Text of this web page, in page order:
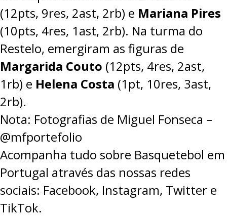
(12pts, 9res, 2ast, 2rb) e Mariana Pires
(10pts, 4res, 1ast, 2rb). Na turma do
Restelo, emergiram as figuras de
Margarida Couto (12pts, 4res, 2ast,
1rb) e Helena Costa (1pt, 10res, 3ast,
2rb).
Nota: Fotografias de Miguel Fonseca –
@mfportefolio
Acompanha tudo sobre Basquetebol em
Portugal através das nossas redes
sociais: Facebook, Instagram, Twitter e
TikTok.